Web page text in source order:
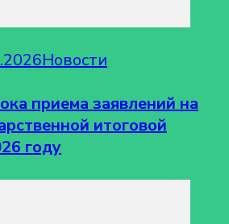
Новости
приема заявлений на
итоговой
году